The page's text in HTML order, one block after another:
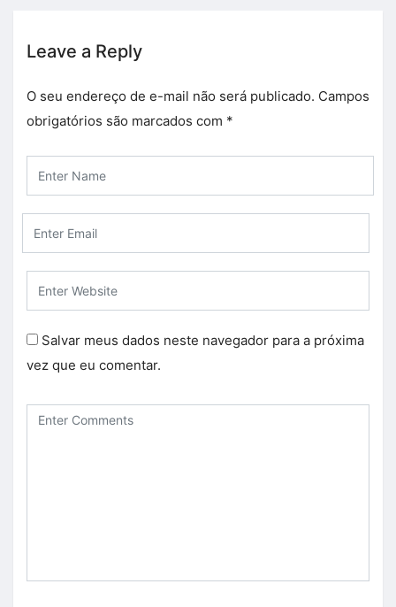
Leave a Reply
O seu endereço de e-mail não será publicado. Campos
obrigatórios são marcados com *
Salvar meus dados neste navegador para a próxima
vez que eu comentar.